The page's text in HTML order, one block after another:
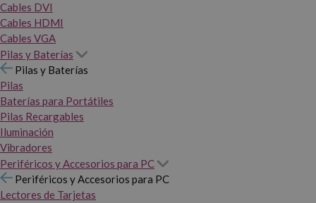
Cables DVI
Cables HDMI
Cables VGA
Pilas y Baterías
Pilas y Baterías
Pilas
Baterías para Portátiles
Pilas Recargables
Iluminación
Vibradores
Periféricos y Accesorios para PC
Periféricos y Accesorios para PC
Lectores de Tarjetas